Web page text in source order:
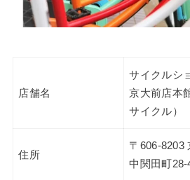
店舗名
サイクルシ
京大前店本
サイクル）
住所
〒606-8203
中関田町28-